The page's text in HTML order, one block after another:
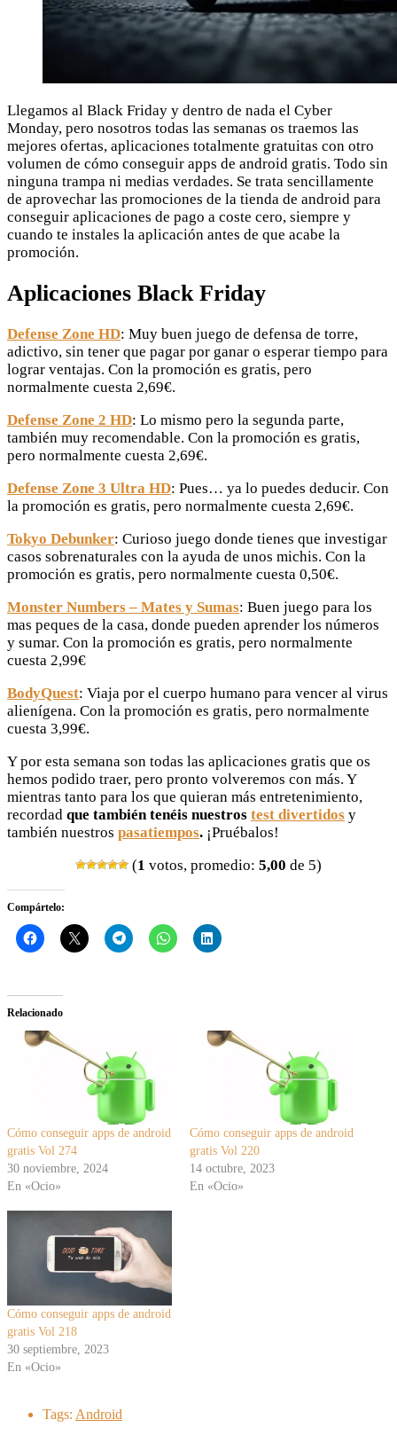
Llegamos al Black Friday y dentro de nada el Cyber
Monday, pero nosotros todas las semanas os traemos las
mejores ofertas, aplicaciones totalmente gratuitas con otro
volumen de cómo conseguir apps de android gratis. Todo sin
ninguna trampa ni medias verdades. Se trata sencillamente
de aprovechar las promociones de la tienda de android para
conseguir aplicaciones de pago a coste cero, siempre y
cuando te instales la aplicación antes de que acabe la
promoción.
Aplicaciones Black Friday
Defense Zone HD: Muy buen juego de defensa de torre,
adictivo, sin tener que pagar por ganar o esperar tiempo para
lograr ventajas. Con la promoción es gratis, pero
normalmente cuesta 2,69€.
Defense Zone 2 HD: Lo mismo pero la segunda parte,
también muy recomendable. Con la promoción es gratis,
pero normalmente cuesta 2,69€.
Defense Zone 3 Ultra HD: Pues… ya lo puedes deducir. Con
la promoción es gratis, pero normalmente cuesta 2,69€.
Tokyo Debunker: Curioso juego donde tienes que investigar
casos sobrenaturales con la ayuda de unos michis. Con la
promoción es gratis, pero normalmente cuesta 0,50€.
Monster Numbers – Mates y Sumas: Buen juego para los
mas peques de la casa, donde pueden aprender los números
y sumar. Con la promoción es gratis, pero normalmente
cuesta 2,99€
BodyQuest: Viaja por el cuerpo humano para vencer al virus
alienígena. Con la promoción es gratis, pero normalmente
cuesta 3,99€.
Y por esta semana son todas las aplicaciones gratis que os
hemos podido traer, pero pronto volveremos con más. Y
mientras tanto para los que quieran más entretenimiento,
recordad que también tenéis nuestros test divertidos y
también nuestros pasatiempos. ¡Pruébalos!
(1 votos, promedio: 5,00 de 5)
Compártelo:
Relacionado
Cómo conseguir apps de android
gratis Vol 274
30 noviembre, 2024
En «Ocio»
Cómo conseguir apps de android
gratis Vol 220
14 octubre, 2023
En «Ocio»
Cómo conseguir apps de android
gratis Vol 218
30 septiembre, 2023
En «Ocio»
Tags: Android